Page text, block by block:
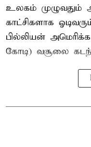
உலகம் முழுவதும்
காட்சிகளாக
பில்லியன் அமெரிக்க
கோடி) வசூலை